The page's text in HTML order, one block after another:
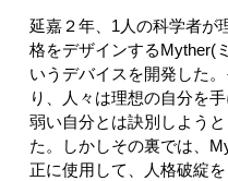
延嘉２年、1人の科学者が
格をデザインするMyther(
いうデバイスを開発した。
り、人々は理想の自分を手
弱い自分とは訣別しよう
た。しかしその裏では、
正に使用して、人格破綻